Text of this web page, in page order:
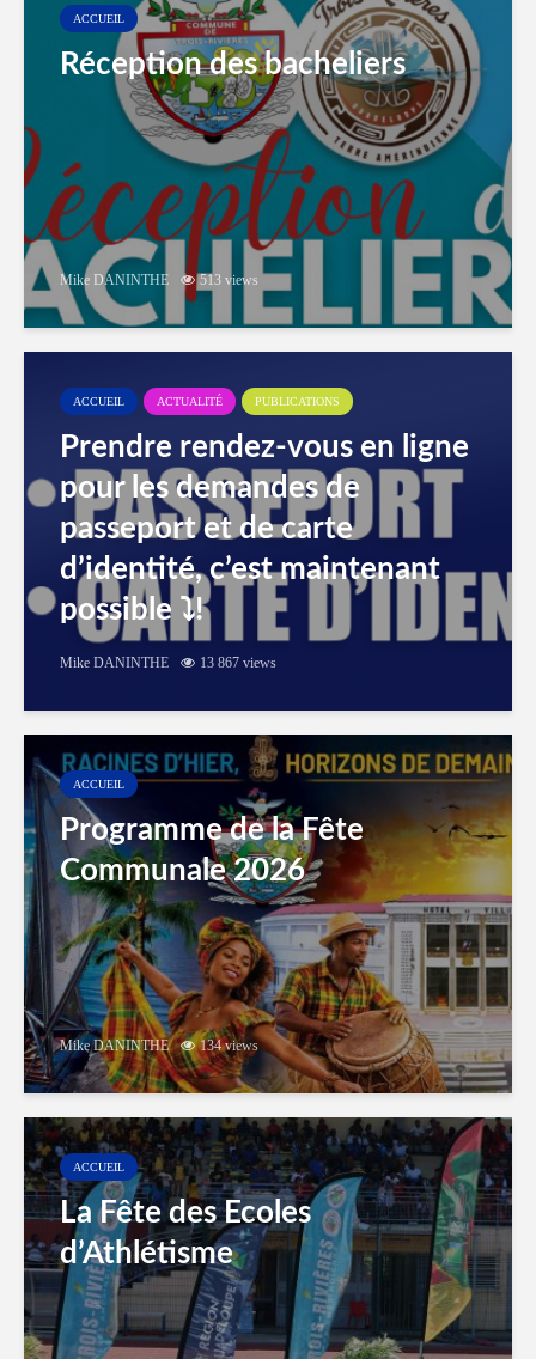
ACCUEIL
Réception des bacheliers
Mike DANINTHE 513 views
ACCUEIL ACTUALITÉ PUBLICATIONS
Prendre rendez-vous en ligne
pour les demandes de
passeport et de carte
d’identité, c’est maintenant
possible ⤵️!
Mike DANINTHE 13 867 views
ACCUEIL
Programme de la Fête
Communale 2026
Mike DANINTHE 134 views
ACCUEIL
La Fête des Ecoles
d’Athlétisme